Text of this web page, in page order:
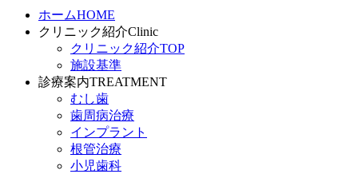
ホームHOME
クリニック紹介Clinic
クリニック紹介TOP
施設基準
診療案内TREATMENT
むし歯
歯周病治療
インプラント
根管治療
小児歯科